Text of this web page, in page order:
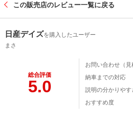
この販売店のレビュー一覧に戻る
日産デイズを購入したユーザー
まさ
総合評価
5.0
お問い合わせ（見
納車までの対応
説明の分かりやす
おすすめ度